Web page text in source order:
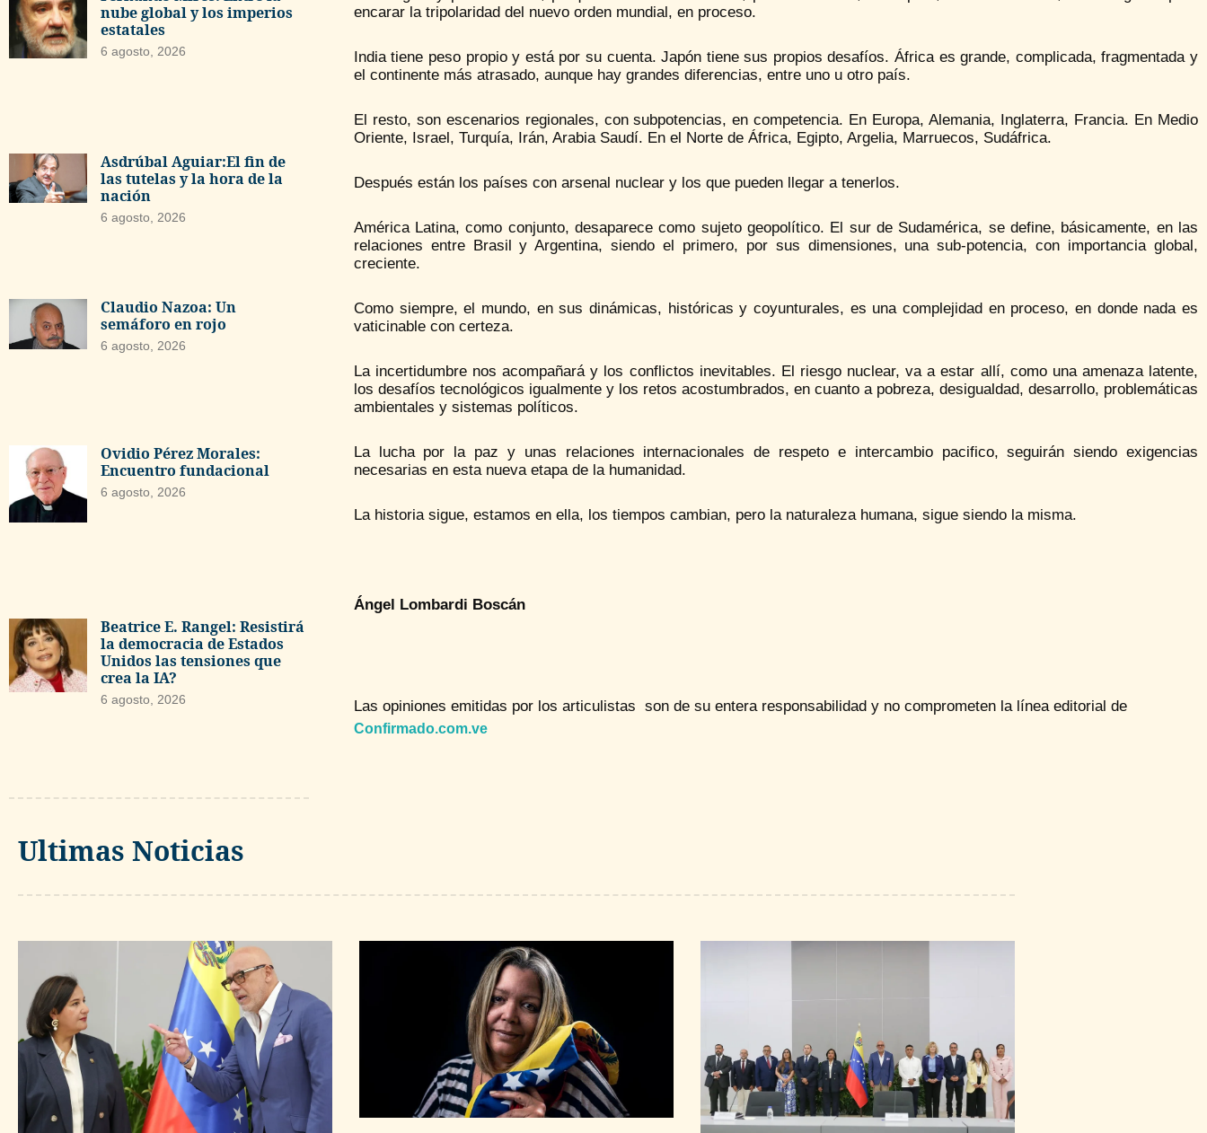
nube global y los imperios
estatales
6 agosto, 2026
Asdrúbal Aguiar:El fin de
las tutelas y la hora de la
nación
6 agosto, 2026
Claudio Nazoa: Un
semáforo en rojo
6 agosto, 2026
Ovidio Pérez Morales:
Encuentro fundacional
6 agosto, 2026
Beatrice E. Rangel: Resistirá
la democracia de Estados
Unidos las tensiones que
crea la IA?
6 agosto, 2026
encarar la tripolaridad del nuevo orden mundial, en proceso.
India tiene peso propio y está por su cuenta. Japón tiene sus propios desafíos. África es grande, complicada, fragmentada y
el continente más atrasado, aunque hay grandes diferencias, entre uno u otro país.
El resto, son escenarios regionales, con subpotencias, en competencia. En Europa, Alemania, Inglaterra, Francia. En Medio
Oriente, Israel, Turquía, Irán, Arabia Saudí. En el Norte de África, Egipto, Argelia, Marruecos, Sudáfrica.
Después están los países con arsenal nuclear y los que pueden llegar a tenerlos.
América Latina, como conjunto, desaparece como sujeto geopolítico. El sur de Sudamérica, se define, básicamente, en las
relaciones entre Brasil y Argentina, siendo el primero, por sus dimensiones, una sub-potencia, con importancia global,
creciente.
Como siempre, el mundo, en sus dinámicas, históricas y coyunturales, es una complejidad en proceso, en donde nada es
vaticinable con certeza.
La incertidumbre nos acompañará y los conflictos inevitables. El riesgo nuclear, va a estar allí, como una amenaza latente,
los desafíos tecnológicos igualmente y los retos acostumbrados, en cuanto a pobreza, desigualdad, desarrollo, problemáticas
ambientales y sistemas políticos.
La lucha por la paz y unas relaciones internacionales de respeto e intercambio pacifico, seguirán siendo exigencias
necesarias en esta nueva etapa de la humanidad.
La historia sigue, estamos en ella, los tiempos cambian, pero la naturaleza humana, sigue siendo la misma.
Ángel Lombardi Boscán
Las opiniones emitidas por los articulistas son de su entera responsabilidad y no comprometen la línea editorial de
Confirmado.com.ve
Ultimas Noticias